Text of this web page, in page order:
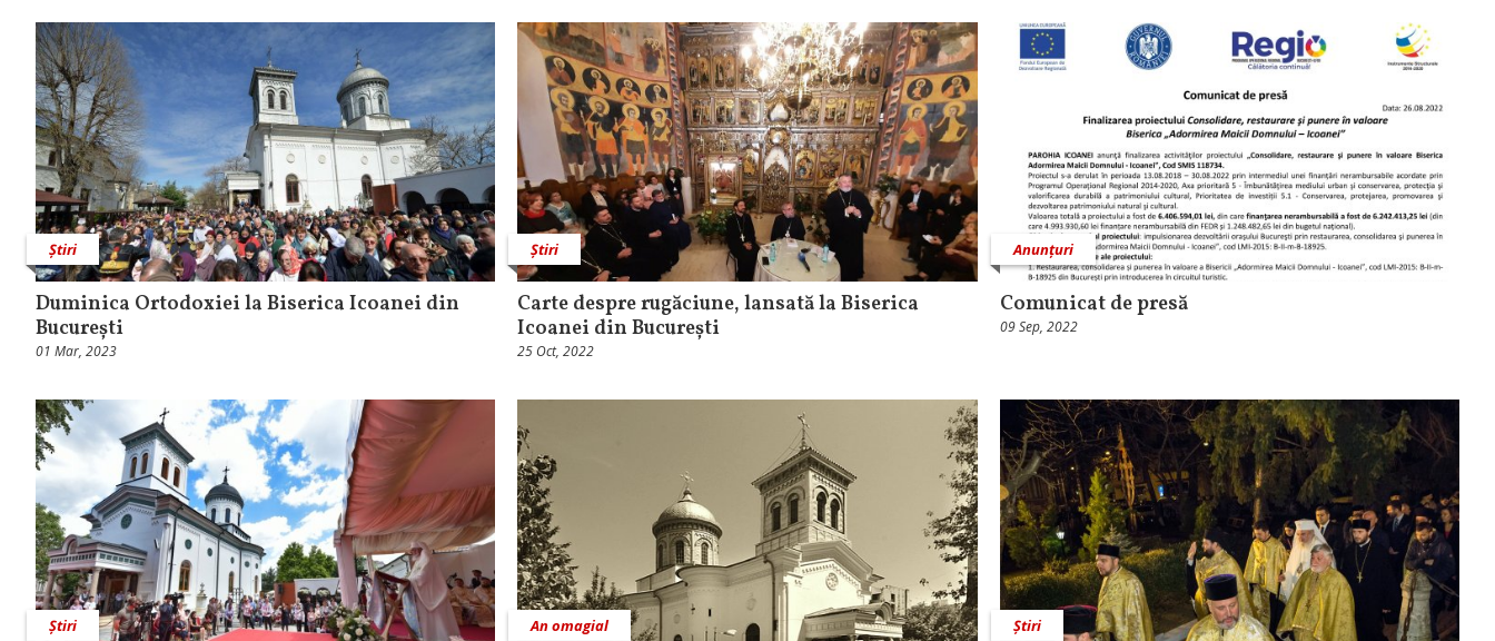
Știri
Duminica Ortodoxiei la Biserica Icoanei din
București
01 Mar, 2023
Știri
Carte despre rugăciune, lansată la Biserica
Icoanei din București
25 Oct, 2022
Anunțuri
Comunicat de presă
09 Sep, 2022
Știri An omagial Știri